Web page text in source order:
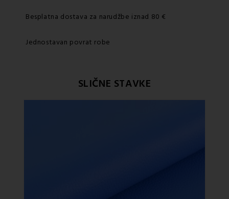
Besplatna dostava za narudžbe iznad 80 €
Jednostavan povrat robe
SLIČNE STAVKE